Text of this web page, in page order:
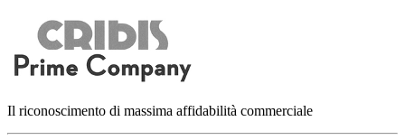
Il riconoscimento di massima affidabilità commerciale